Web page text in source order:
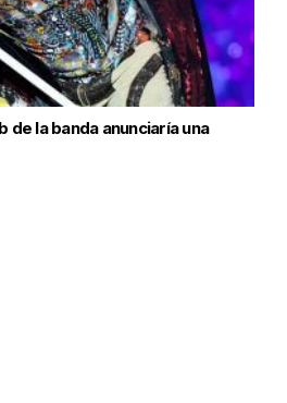
de la banda anunciaría una